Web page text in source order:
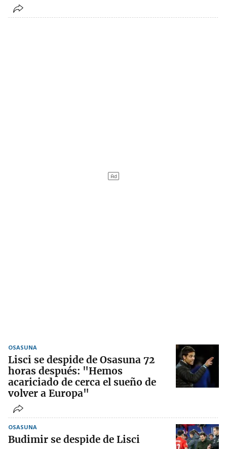
OSASUNA
Lisci se despide de Osasuna 72
horas después: "Hemos
acariciado de cerca el sueño de
volver a Europa"
OSASUNA
Budimir se despide de Lisci